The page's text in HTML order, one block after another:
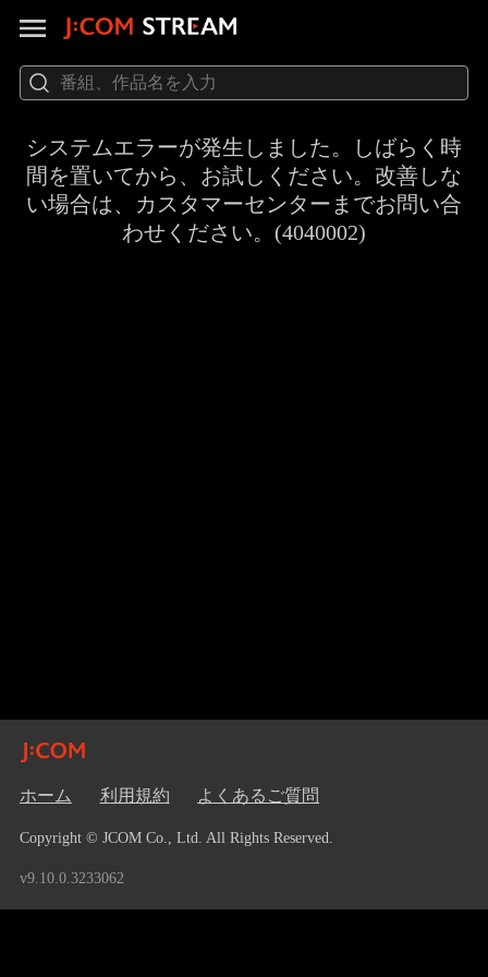
システムエラーが発生しました。しばらく時
間を置いてから、お試しください。改善しな
い場合は、カスタマーセンターまでお問い合
わせください。(4040002)
ホーム 利用規約 よくあるご質問
Copyright © JCOM Co., Ltd. All Rights Reserved.
v9.10.0.3233062